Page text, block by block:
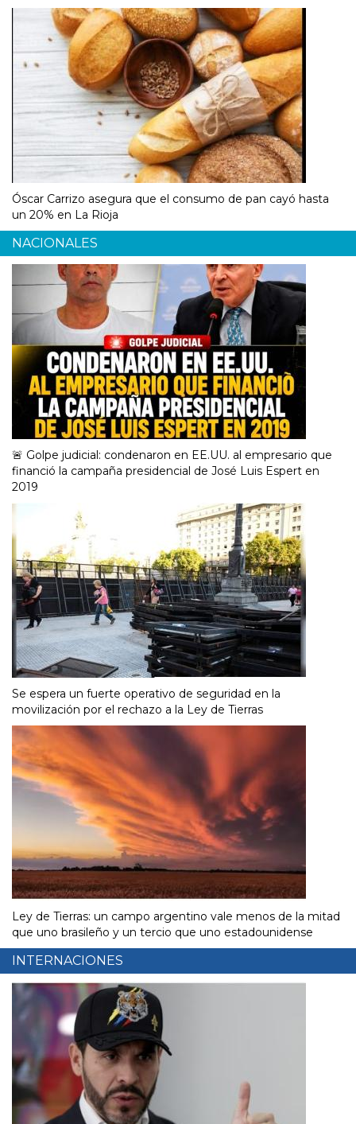
Óscar Carrizo asegura que el consumo de pan cayó hasta
un 20% en La Rioja
NACIONALES
🚨 Golpe judicial: condenaron en EE.UU. al empresario que
financió la campaña presidencial de José Luis Espert en
2019
Se espera un fuerte operativo de seguridad en la
movilización por el rechazo a la Ley de Tierras
Ley de Tierras: un campo argentino vale menos de la mitad
que uno brasileño y un tercio que uno estadounidense
INTERNACIONES